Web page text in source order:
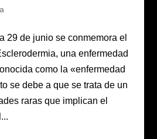
29 de junio se conmemora el
una enfermedad
como la «enfermedad
se debe a que se trata de un
raras que implican el